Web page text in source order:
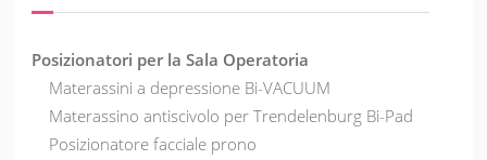
Posizionatori per la Sala Operatoria
Materassini a depressione Bi-VACUUM
Materassino antiscivolo per Trendelenburg Bi-Pad
Posizionatore facciale prono